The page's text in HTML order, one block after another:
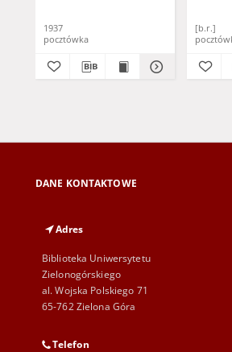
1937
pocztówka
[b.r.]
DANE KONTAKTOWE
Adres
Biblioteka Uniwersytetu
Zielonogórskiego
al. Wojska Polskiego 71
65-762 Zielona Góra
Telefon